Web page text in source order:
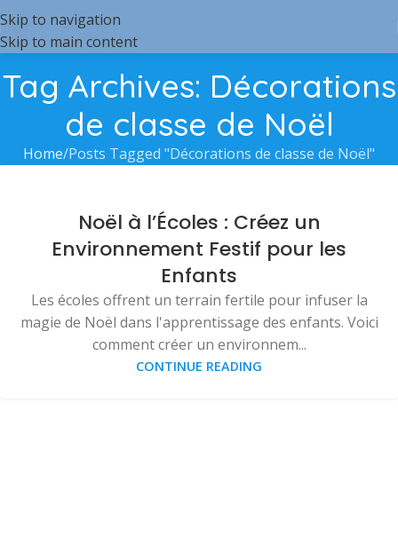
Skip to navigation
Skip to main content
Tag Archives: Décorations
de classe de Noël
Home Posts Tagged "Décorations de classe de Noël"
Noël à l’Écoles : Créez un
Environnement Festif pour les
Enfants
Les écoles offrent un terrain fertile pour infuser la
magie de Noël dans l'apprentissage des enfants. Voici
comment créer un environnem...
CONTINUE READING